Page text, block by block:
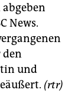
News.
den
und
(rtr)